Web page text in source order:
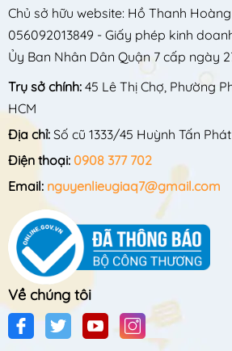
Chủ sở hữu website: Hồ Thanh Hoàng
056092013849 - Giấy phép kinh
Ủy Ban Nhân Dân Quận 7 cấp ngày
Trụ sở chính: 45 Lê Thị Chợ, Phường
HCM
Địa chỉ: Số cũ 1333/45 Huỳnh Tấn Phát
Điện thoại: 0908 377 702
Email: nguyenlieugiaq7@gmail.com
Về chúng tôi